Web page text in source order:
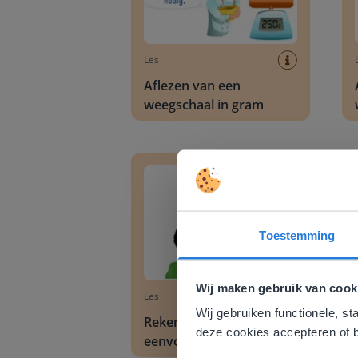
Toestemming
Wij maken gebruik van
Wij gebruiken functionele,
deze cookies accepteren of
Les
Aflezen van een
weegschaal in gram
Rekenen met eenvoudige bedragen
Les
Rekenen met
eenvoudige bedragen via
Deze
Gezien